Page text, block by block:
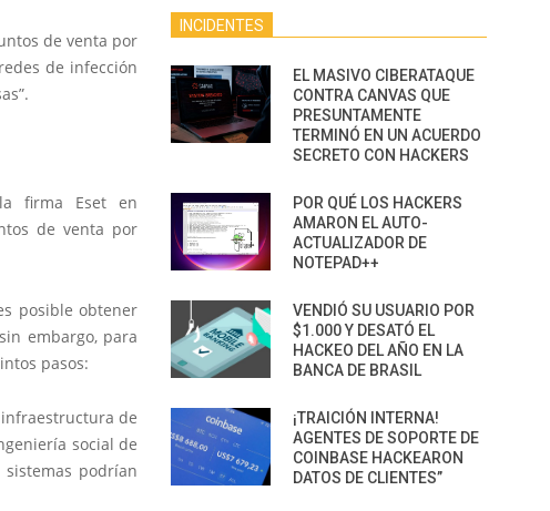
de venta por
de infección
firma Eset en
de venta por
posible obtener
embargo, para
pasos:
de
social de
podrían
INCIDENTES
EL MASIVO CIBERATAQUE
CONTRA CANVAS QUE
PRESUNTAMENTE
TERMINÓ EN UN ACUERDO
SECRETO CON HACKERS
POR QUÉ LOS HACKERS
AMARON EL AUTO-
ACTUALIZADOR DE
NOTEPAD++
VENDIÓ SU USUARIO POR
$1.000 Y DESATÓ EL
HACKEO DEL AÑO EN LA
BANCA DE BRASIL
¡TRAICIÓN INTERNA!
AGENTES DE SOPORTE DE
COINBASE HACKEARON
DATOS DE CLIENTES”